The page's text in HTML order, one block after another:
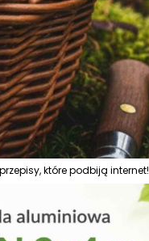
które podbiją internet!